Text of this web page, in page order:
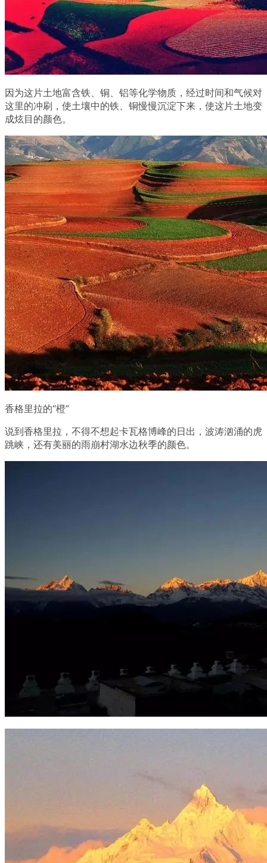
因为这片土地富含铁、铜、铝等化学物质，经过时间和气候对
这里的冲刷，使土壤中的铁、铜慢慢沉淀下来，使这片土地变
成炫目的颜色。
香格里拉的“橙”
说到香格里拉，不得不想起卡瓦格博峰的日出，波涛汹涌的虎
跳峡，还有美丽的雨崩村湖水边秋季的颜色。